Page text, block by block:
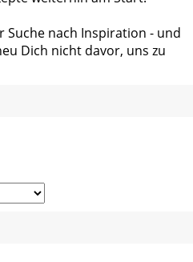
Suche nach Inspiration - und
Dich nicht davor, uns zu